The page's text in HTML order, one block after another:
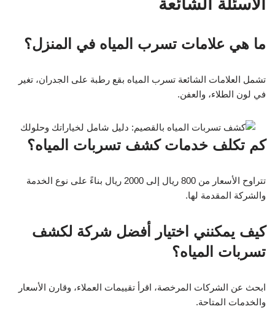
الأسئلة الشائعة
ما هي علامات تسرب المياه في المنزل؟
تشمل العلامات الشائعة تسرب المياه بقع رطبة على الجدران، تغير
في لون الطلاء، والعفن.
كم تكلف خدمات كشف تسربات المياه؟
تتراوح الأسعار من 800 ريال إلى 2000 ريال بناءً على نوع الخدمة
والشركة المقدمة لها.
كيف يمكنني اختيار أفضل شركة لكشف
تسربات المياه؟
ابحث عن الشركات المرخصة، اقرأ تقييمات العملاء، وقارن الأسعار
والخدمات المتاحة.